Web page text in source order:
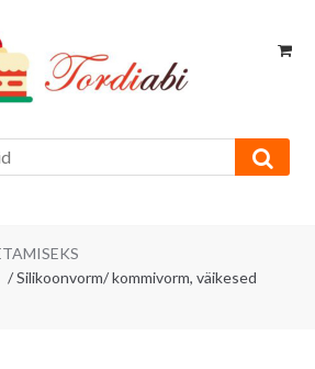
/ Silikoonvorm/ kommivorm, väikesed